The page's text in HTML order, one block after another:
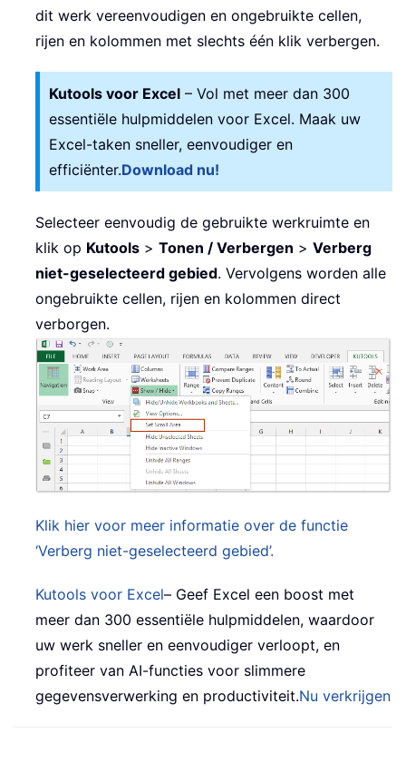
dit werk vereenvoudigen en ongebruikte cellen,
rijen en kolommen met slechts één klik verbergen.
Kutools voor Excel – Vol met meer dan 300
essentiële hulpmiddelen voor Excel. Maak uw
Excel-taken sneller, eenvoudiger en
efficiënter.Download nu!
Selecteer eenvoudig de gebruikte werkruimte en
klik op Kutools > Tonen / Verbergen > Verberg
niet-geselecteerd gebied. Vervolgens worden alle
ongebruikte cellen, rijen en kolommen direct
verborgen.
Klik hier voor meer informatie over de functie
‘Verberg niet-geselecteerd gebied’.
Kutools voor Excel– Geef Excel een boost met
meer dan 300 essentiële hulpmiddelen, waardoor
uw werk sneller en eenvoudiger verloopt, en
profiteer van AI-functies voor slimmere
gegevensverwerking en productiviteit.Nu verkrijgen